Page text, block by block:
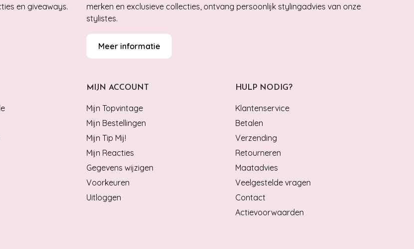
en giveaways.
merken en exclusieve collecties, ontvang persoonlijk stylingadvies van onze
stylistes.
Meer informatie
MIJN ACCOUNT
Mijn Topvintage
Mijn Bestellingen
Mijn Tip Mij!
Mijn Reacties
Gegevens wijzigen
Voorkeuren
Uitloggen
HULP NODIG?
Klantenservice
Betalen
Verzending
Retourneren
Maatadvies
Veelgestelde vragen
Contact
Actievoorwaarden